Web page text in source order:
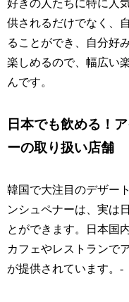
好きの人たちに特に人
供されるだけでなく、
ることができ、自分好
楽しめるので、幅広い
んです。
日本でも飲める！
ーの取り扱い店舗
韓国で大注目のデザー
ンシュペナーは、実は
とができます。日本国
カフェやレストランで
が提供されています。-